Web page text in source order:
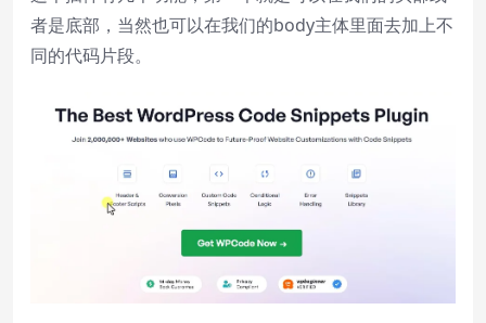
者是底部，当然也可以在我们的body主体里面去加上不
同的代码片段。